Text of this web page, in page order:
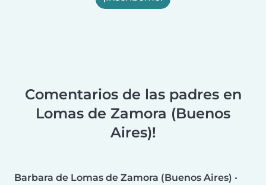
Comentarios de las padres en
Lomas de Zamora (Buenos
Aires)!
Barbara de Lomas de Zamora (Buenos Aires) •